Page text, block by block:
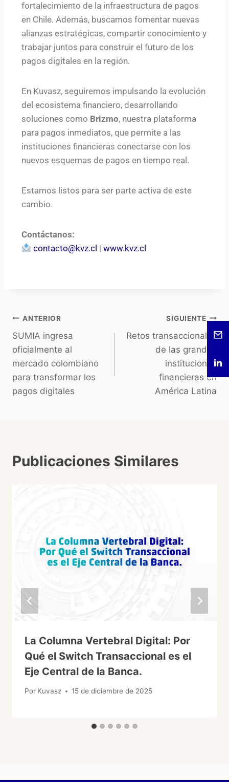
fortalecimiento de la infraestructura de pagos
en Chile. Además, buscamos fomentar nuevas
alianzas estratégicas, compartir conocimiento y
trabajar juntos para construir el futuro de los
pagos digitales en la región.
En Kuvasz, seguiremos impulsando la evolución
del ecosistema financiero, desarrollando
soluciones como Brizmo, nuestra plataforma
para pagos inmediatos, que permite a las
instituciones financieras conectarse con los
nuevos esquemas de pagos en tiempo real.
Estamos listos para ser parte activa de este
cambio.
Contáctanos:
contacto@kvz.cl |www.kvz.cl
ANTERIOR
SUMIA ingresa
oficialmente al
mercado colombiano
para transformar los
pagos digitales
SIGUIENTE
Retos transaccionales
de las grandes
instituciones
financieras en
América Latina
Publicaciones Similares
La Columna Vertebral Digital: Por
Qué el Switch Transaccional es el
Eje Central de la Banca.
Por Kuvasz 15 de diciembre de 2025